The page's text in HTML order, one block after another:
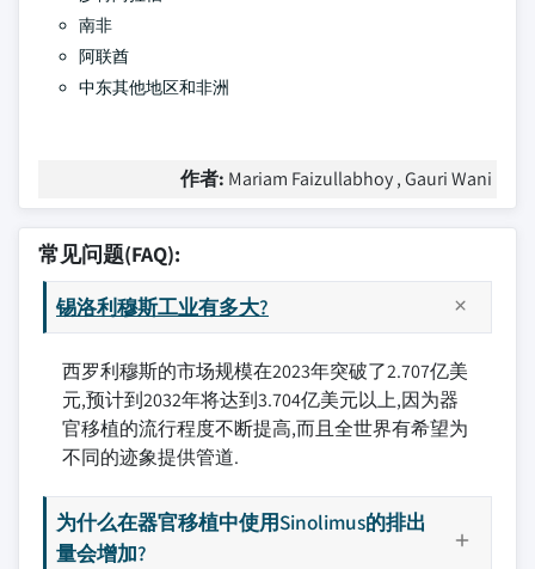
南非
阿联酋
中东其他地区和非洲
作者: Mariam Faizullabhoy , Gauri Wani
常见问题(FAQ):
锡洛利穆斯工业有多大?
西罗利穆斯的市场规模在2023年突破了2.707亿美
元,预计到2032年将达到3.704亿美元以上,因为器
官移植的流行程度不断提高,而且全世界有希望为
不同的迹象提供管道.
为什么在器官移植中使用Sinolimus的排出
量会增加?